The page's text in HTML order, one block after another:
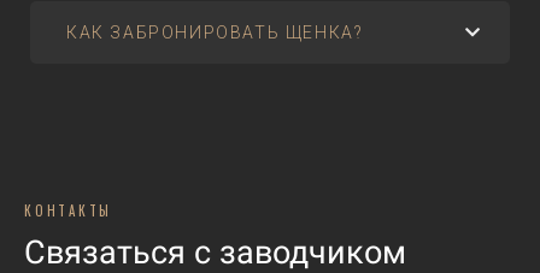
КАК ЗАБРОНИРОВАТЬ ЩЕНКА?
КОНТАКТЫ
Связаться с заводчиком